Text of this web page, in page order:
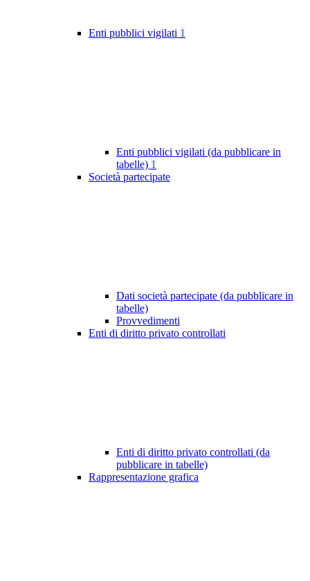
Enti pubblici vigilati 1
Enti pubblici vigilati (da pubblicare in
tabelle) 1
Società partecipate
Dati società partecipate (da pubblicare in
tabelle)
Provvedimenti
Enti di diritto privato controllati
Enti di diritto privato controllati (da
pubblicare in tabelle)
Rappresentazione grafica